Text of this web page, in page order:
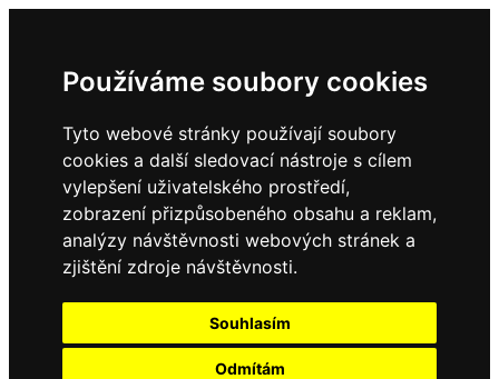
Používáme soubory cookies
Tyto webové stránky používají soubory
cookies a další sledovací nástroje s cílem
vylepšení uživatelského prostředí,
zobrazení přizpůsobeného obsahu a reklam,
analýzy návštěvnosti webových stránek a
zjištění zdroje návštěvnosti.
Souhlasím
Odmítám